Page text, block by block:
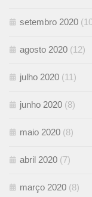
setembro 2020
agosto 2020 (12)
julho 2020 (11)
junho 2020 (8)
maio 2020 (8)
abril 2020 (7)
março 2020 (8)